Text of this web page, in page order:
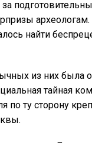
найти
из них была
тайная
по ту сторону